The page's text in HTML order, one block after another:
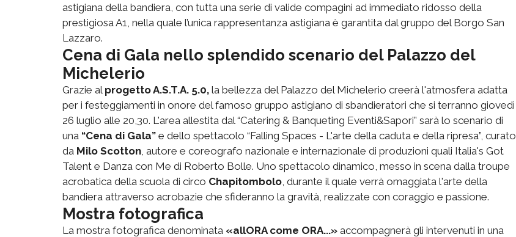
astigiana della bandiera, con tutta una serie di valide compagini ad immediato ridosso della
prestigiosa A1, nella quale l’unica rappresentanza astigiana è garantita dal gruppo del Borgo San
Lazzaro.
Cena di Gala nello splendido scenario del Palazzo del
Michelerio
Grazie al progetto A.S.T.A. 5.0, la bellezza del Palazzo del Michelerio creerà l'atmosfera adatta
per i festeggiamenti in onore del famoso gruppo astigiano di sbandieratori che si terranno giovedì
26 luglio alle 20,30. L'area allestita dal “Catering & Banqueting Eventi&Sapori” sarà lo scenario di
una “Cena di Gala” e dello spettacolo “Falling Spaces - L'arte della caduta e della ripresa”, curato
da Milo Scotton , autore e coreografo nazionale e internazionale di produzioni quali Italia's Got
Talent e Danza con Me di Roberto Bolle. Uno spettacolo dinamico, messo in scena dalla troupe
acrobatica della scuola di circo Chapitombolo , durante il quale verrà omaggiata l'arte della
bandiera attraverso acrobazie che sfideranno la gravità, realizzate con coraggio e passione.
Mostra fotografica
La mostra fotografica denominata «allORA come ORA...» accompagnerà gli intervenuti in una